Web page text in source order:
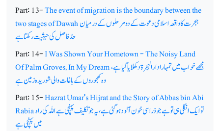
Part: 13-The event of migration is the boundary between the
two stages of Dawahہجرت کا واقعہ اسلامی دعوت کے دو مرحلوں کے درمیان
حدّ فاصل کی حیثیت رکھتا ہے
Part: 14-I Was Shown Your Hometown - The Noisy Land
Of Palm Groves, In My Dreamمجھے خواب میں تمہارا دارالہجرۃ دکھلایا گیا ہے،
وہ کھجوروں کے باغات والی شوریدہ زمین ہے
Part: 15-Hazrat Umar's Hijrat and the Story of Abbas bin Abi
Rabiaتو ایک انگلی ہی تو ہے جو ذرا سی خون آلود ہوگئی ہے،یہ جو تکلیف پہنچی ہے اللہ کی راہ
میں پہنچی ہے